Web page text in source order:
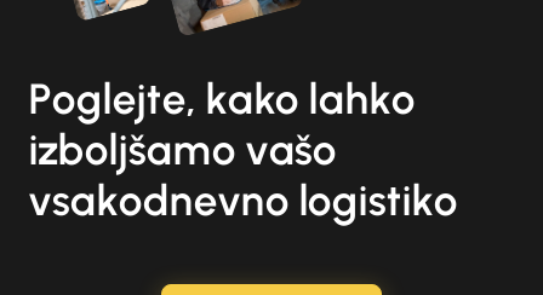
Poglejte, kako lahko
izboljšamo vašo
vsakodnevno logistiko